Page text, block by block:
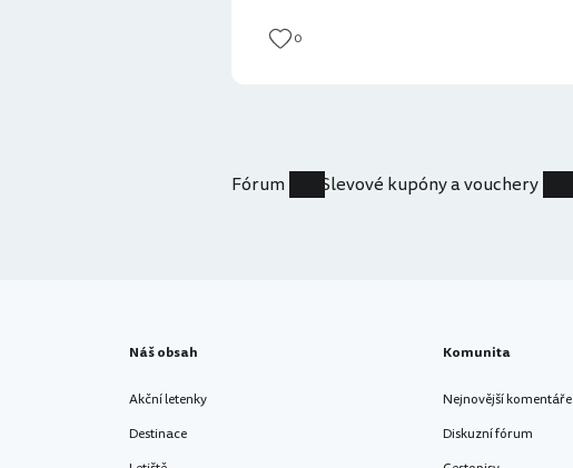
0
Fórum Slevové kupóny a vouchery
Náš obsah
Akční letenky
Destinace
Komunita
Nejnovější komentáře
Diskuzní fórum